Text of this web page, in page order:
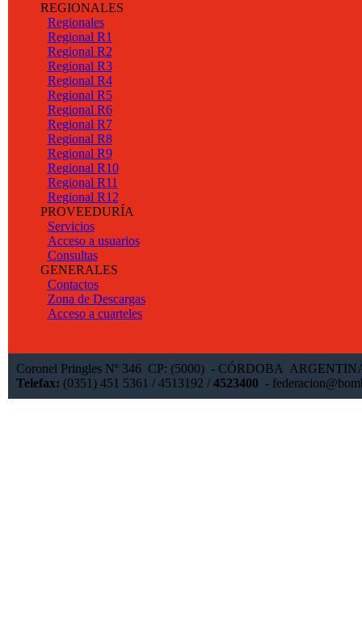
REGIONALES
Regionales
Regional R1
Regional R2
Regional R3
Regional R4
Regional R5
Regional R6
Regional R7
Regional R8
Regional R9
Regional R10
Regional R11
Regional R12
PROVEEDURÍA
Servicios
Acceso a usuarios
Consultas
GENERALES
Contactos
Zona de Descargas
Acceso a cuarteles
Coronel Pringles Nº 346 CP: (5000) - CÓRDOBA
Telefax: (0351) 451 5361 / 4513192 / 4523400-